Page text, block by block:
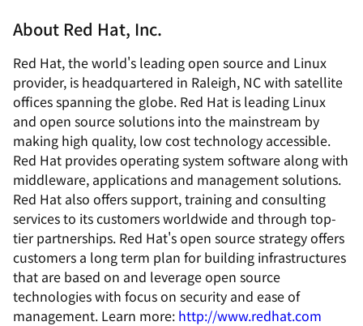
About Red Hat, Inc.
Red Hat, the world's leading open source and Linux
provider, is headquartered in Raleigh, NC with satellite
offices spanning the globe. Red Hat is leading Linux
and open source solutions into the mainstream by
making high quality, low cost technology accessible.
Red Hat provides operating system software along with
middleware, applications and management solutions.
Red Hat also offers support, training and consulting
services to its customers worldwide and through top-
tier partnerships. Red Hat's open source strategy offers
customers a long term plan for building infrastructures
that are based on and leverage open source
technologies with focus on security and ease of
management. Learn more: http://www.redhat.com